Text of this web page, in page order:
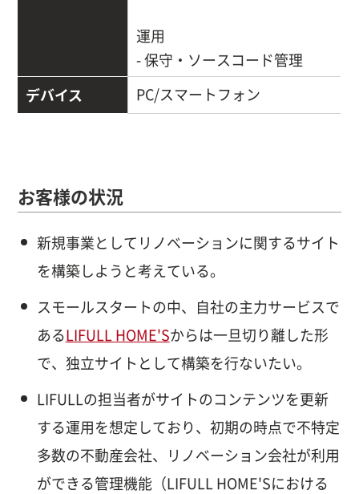
運用
- 保守・ソースコード管理
デバイス PC/スマートフォン
お客様の状況
新規事業としてリノベーションに関するサイト
を構築しようと考えている。
スモールスタートの中、自社の主力サービスで
ある LIFULL HOME'Sからは一旦切り離した形
で、独立サイトとして構築を行ないたい。
LIFULLの担当者がサイトのコンテンツを更新
する運用を想定しており、初期の時点で不特定
多数の不動産会社、リノベーション会社が利用
ができる管理機能（LIFULL HOME'Sにおける